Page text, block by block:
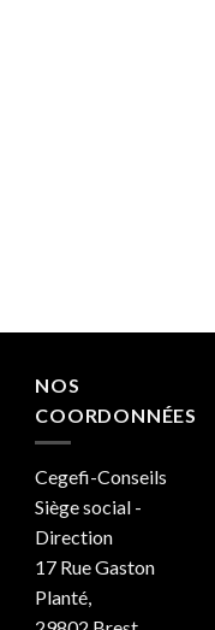
NOS
COORDONNÉES
Cegefi-Conseils
Siège social -
Direction
17 Rue Gaston
Planté,